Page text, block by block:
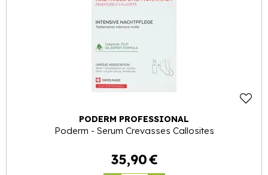
PODERM PROFESSIONAL
Poderm - Serum Crevasses Callosites
35,90€